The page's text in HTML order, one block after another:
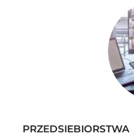
PRZEDSIEBIORSTWA